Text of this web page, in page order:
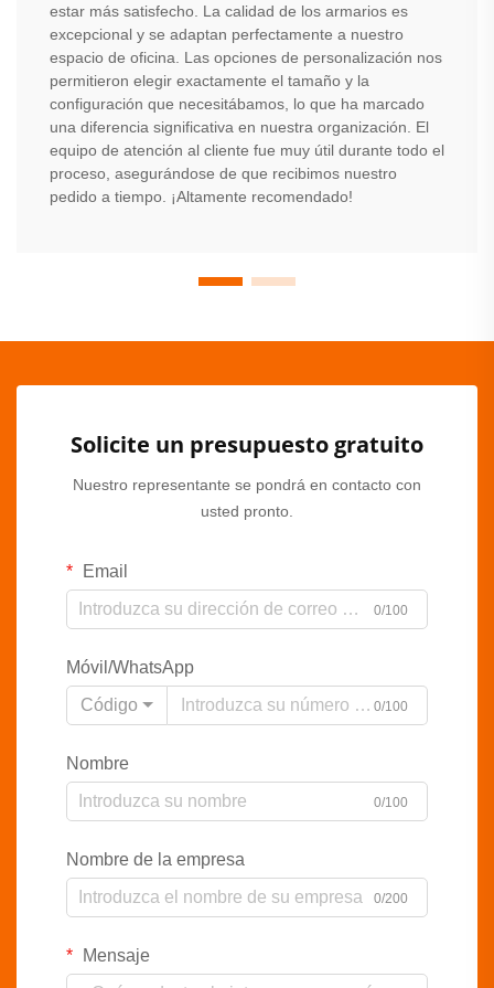
estar más satisfecho. La calidad de los armarios es
excepcional y se adaptan perfectamente a nuestro
espacio de oficina. Las opciones de personalización nos
permitieron elegir exactamente el tamaño y la
configuración que necesitábamos, lo que ha marcado
una diferencia significativa en nuestra organización. El
equipo de atención al cliente fue muy útil durante todo el
proceso, asegurándose de que recibimos nuestro
pedido a tiempo. ¡Altamente recomendado!
Solicite un presupuesto gratuito
Nuestro representante se pondrá en contacto con
usted pronto.
Email
0/100
Móvil/WhatsApp
Código
0/100
Nombre
0/100
Nombre de la empresa
0/200
Mensaje